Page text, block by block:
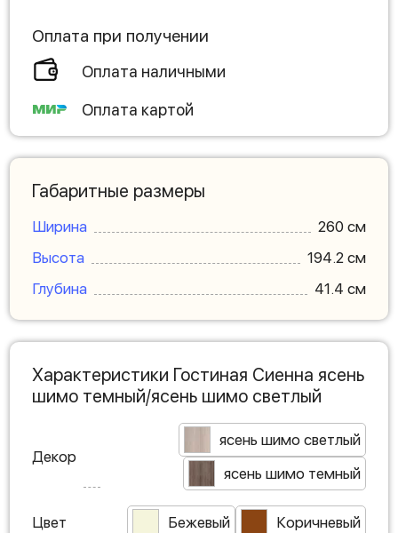
Оплата при получении
Оплата наличными
Оплата картой
Габаритные размеры
Ширина
260 см
Высота
194.2 см
Глубина
41.4 см
Характеристики Гостиная Сиенна ясень
шимо темный/ясень шимо светлый
Декор
ясень шимо светлый
ясень шимо темный
Цвет Бежевый Коричневый